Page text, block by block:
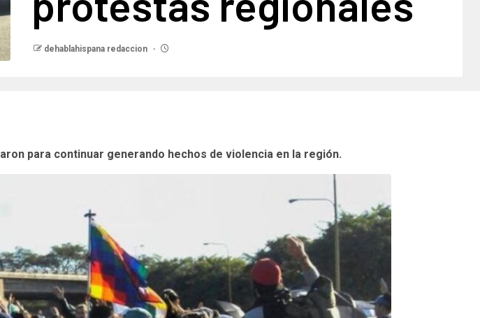
dehablahispana redaccion
para continuar generando hechos de violencia en la región.